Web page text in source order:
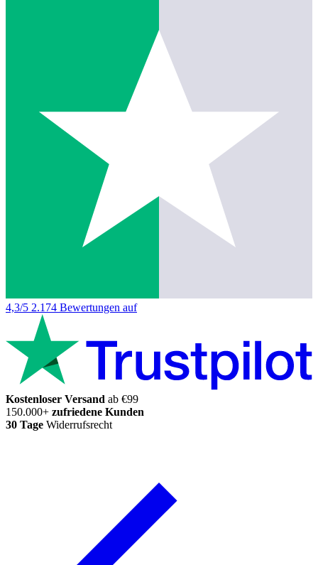
4,3/5 2.174 Bewertungen auf
Kostenloser Versand ab €99
150.000+ zufriedene Kunden
30 Tage Widerrufsrecht